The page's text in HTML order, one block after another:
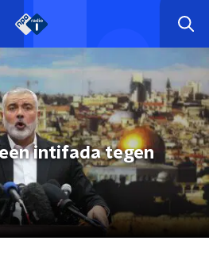
intifada tegen